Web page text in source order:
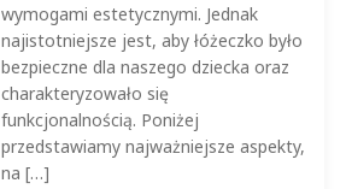
wymogami estetycznymi. Jednak
najistotniejsze jest, aby łóżeczko było
bezpieczne dla naszego dziecka oraz
charakteryzowało się
funkcjonalnością. Poniżej
przedstawiamy najważniejsze aspekty,
na […]